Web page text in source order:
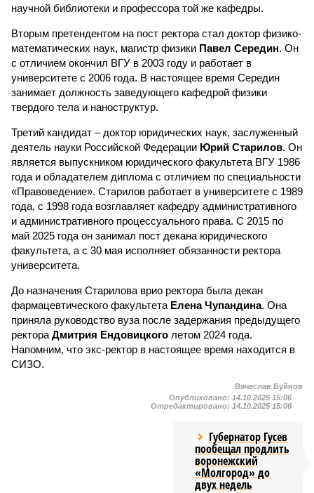
научной библиотеки и профессора той же кафедры.
Вторым претендентом на пост ректора стал доктор физико-
математических наук, магистр физики Павел Середин. Он
с отличием окончил ВГУ в 2003 году и работает в
университете с 2006 года. В настоящее время Середин
занимает должность заведующего кафедрой физики
твердого тела и наноструктур.
Третий кандидат – доктор юридических наук, заслуженный
деятель науки Российской Федерации Юрий Старилов. Он
является выпускником юридического факультета ВГУ 1986
года и обладателем диплома с отличием по специальности
«Правоведение». Старилов работает в университете с 1989
года, с 1998 года возглавляет кафедру административного
и административного процессуального права. С 2015 по
май 2025 года он занимал пост декана юридического
факультета, а с 30 мая исполняет обязанности ректора
университета.
До назначения Старилова врио ректора была декан
фармацевтического факультета Елена Чупандина. Она
приняла руководство вуза после задержания предыдущего
ректора Дмитрия Ендовицкого летом 2024 года.
Напомним, что экс-ректор в настоящее время находится в
СИЗО.
Вячеслав Буйнов
Опубликовано: 14.10.2025 15:06
Отредактировано: 14.10.2025 15:06
Губернатор Гусев
пообещал продлить
воронежский
«Молгород» до
двух недель